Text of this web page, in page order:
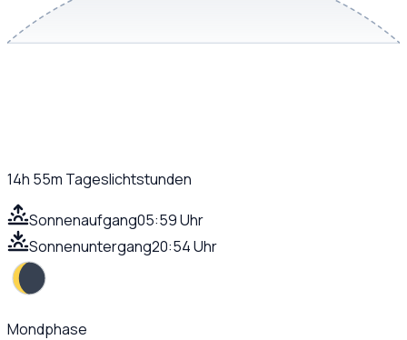
14h 55m Tageslichtstunden
Sonnenaufgang05:59 Uhr
Sonnenuntergang20:54 Uhr
Mondphase